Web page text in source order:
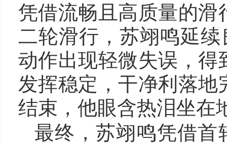
凭借流畅且高质量的滑
二轮滑行，苏翊鸣延
动作出现轻微失误，得
发挥稳定，干净利落地
结束，他眼含热泪坐在
最终，苏翊鸣凭借首